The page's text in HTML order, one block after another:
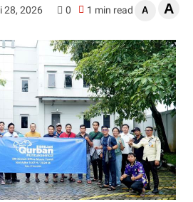
28, 2026 0 1 min read A A